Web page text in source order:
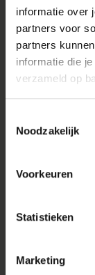
informatie over
partners voor
partners
informatie die
verzameld op
Noodzakelijk
Voorkeuren
Statistieken
Marketing
VERPAKKING &
AFMETINGEN
ZAKELIJK